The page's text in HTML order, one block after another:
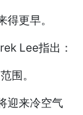
更早。
Lee指出：
围。
迎来冷空气